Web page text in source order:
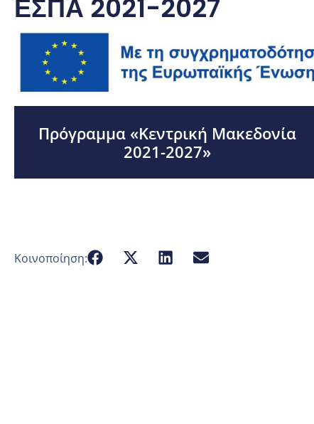
ΕΣΠΑ 2021-2027
Πρόγραμμα «Κεντρική Μακεδονία
2021-2027»
Κοινοποίηση: